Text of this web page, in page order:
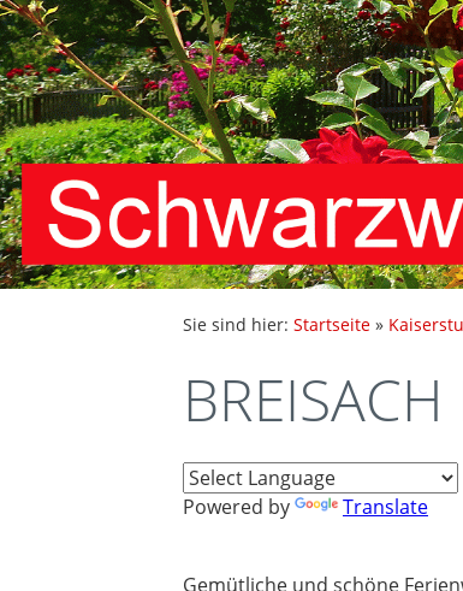
Sie sind hier: Startseite »
Powered by Translate
Gemütliche und schöne